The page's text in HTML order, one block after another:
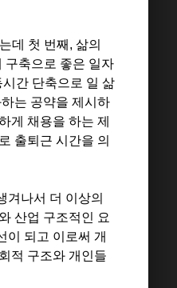
데 첫 번째, 삶의
구축으로 좋은 일자
간 단축으로 일 삶
는 공약을 제시하
게 채용을 하는 제
출퇴근 시간을 의
겨나서 더 이상의
산업 구조적인 요
이 되고 이로써 개
적 구조와 개인들